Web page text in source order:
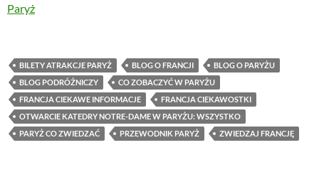
W odniesieniu do
Paryż
BILETY ATRAKCJE PARYŻ BLOG O FRANCJI
BLOG O PARYŻU
BLOG PODRÓŻNICZY
CO ZOBACZYĆ W PARYŻU
FRANCJA CIEKAWE INFORMACJE
FRANCJA CIEKAWOSTKI
OTWARCIE KATEDRY NOTRE-DAME W PARYŻU: WSZYSTKO
PARYŻ CO ZWIEDZAĆ
PRZEWODNIK PARYŻ ZWIEDZAJ FRANCJĘ